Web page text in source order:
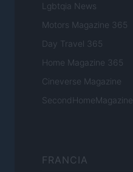
Lgbtqia News
Motors Magazine 365
Day Travel 365
Home Magazine 365
Cineverse Magazine
SecondHomeMagazine
FRANCIA